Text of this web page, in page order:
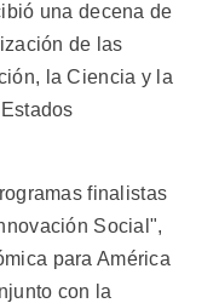
una decena de
de las
la Ciencia y la
finalistas
Social",
para América
con la